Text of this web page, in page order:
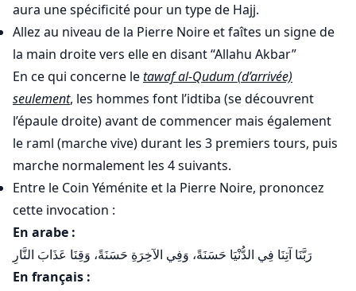
aura une spécificité pour un type de Hajj.
Allez au niveau de la Pierre Noire et faîtes un signe de
la main droite vers elle en disant “Allahu Akbar”
En ce qui concerne letawaf al-Qudum (d’arrivée)
seulement, les hommes font l’idtiba (se découvrent
l’épaule droite) avant de commencer mais également
le raml (marche vive) durant les 3 premiers tours, puis
marche normalement les 4 suivants.
Entre le Coin Yéménite et la Pierre Noire, prononcez
cette invocation :
En arabe :
رَبَّنَا آتِنَا فِي الدُّنْيَا حَسَنَةً، وَفِي الآخِرَةِ حَسَنَةً، وَقِنَا عَذَابَ النَّارِ
En français :